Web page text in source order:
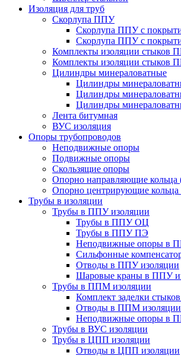
Изоляция для труб
Скорлупа ППУ
Скорлупа ППУ с
Скорлупа ППУ с
Комплекты изоляции стыков
Комплекты изоляции стыков
Цилиндры минераловатные
Цилиндры
Цилиндры
Цилиндры
Лента битумная
ВУС изоляция
Опоры трубопроводов
Неподвижные опоры
Подвижные опоры
Скользящие опоры
Опорно направляющие
Опорно центрирующие
Трубы в изоляции
Трубы в ППУ изоляции
Трубы в ППУ ОЦ
Трубы в ППУ ПЭ
Неподвижные опоры в
Сильфонные
Отводы в ППУ изоляции
Шаровые краны в ППУ
Трубы в ППМ изоляции
Комплект заделки
Отводы в ППМ изоляции
Неподвижные опоры в
Трубы в ВУС изоляции
Трубы в ЦПП изоляции
Отводы в ЦПП изоляции